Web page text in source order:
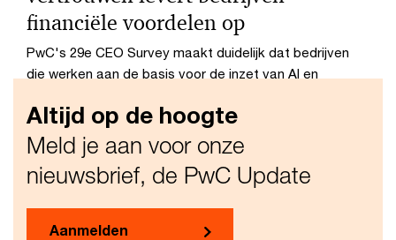
financiële voordelen op
PwC's 29e CEO Survey maakt duidelijk dat bedrijven
die werken aan de basis voor de inzet van AI en
stakeholders, daar ook financiële resultaten van zien.
Altijd op de hoogte
Meld je aan voor onze
nieuwsbrief, de PwC Update
Aanmelden